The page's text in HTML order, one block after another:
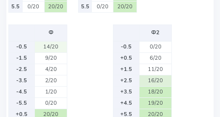
5.5
0/20 20/20
5.5
0/20 20/20
Ф
-0.5
14/20
-1.5
9/20
-2.5
4/20
-3.5
2/20
-4.5
1/20
-5.5
0/20
+0.5
20/20
Ф2
-0.5
0/20
+0.5
6/20
+1.5
11/20
+2.5
16/20
+3.5
18/20
+4.5
19/20
+5.5
20/20